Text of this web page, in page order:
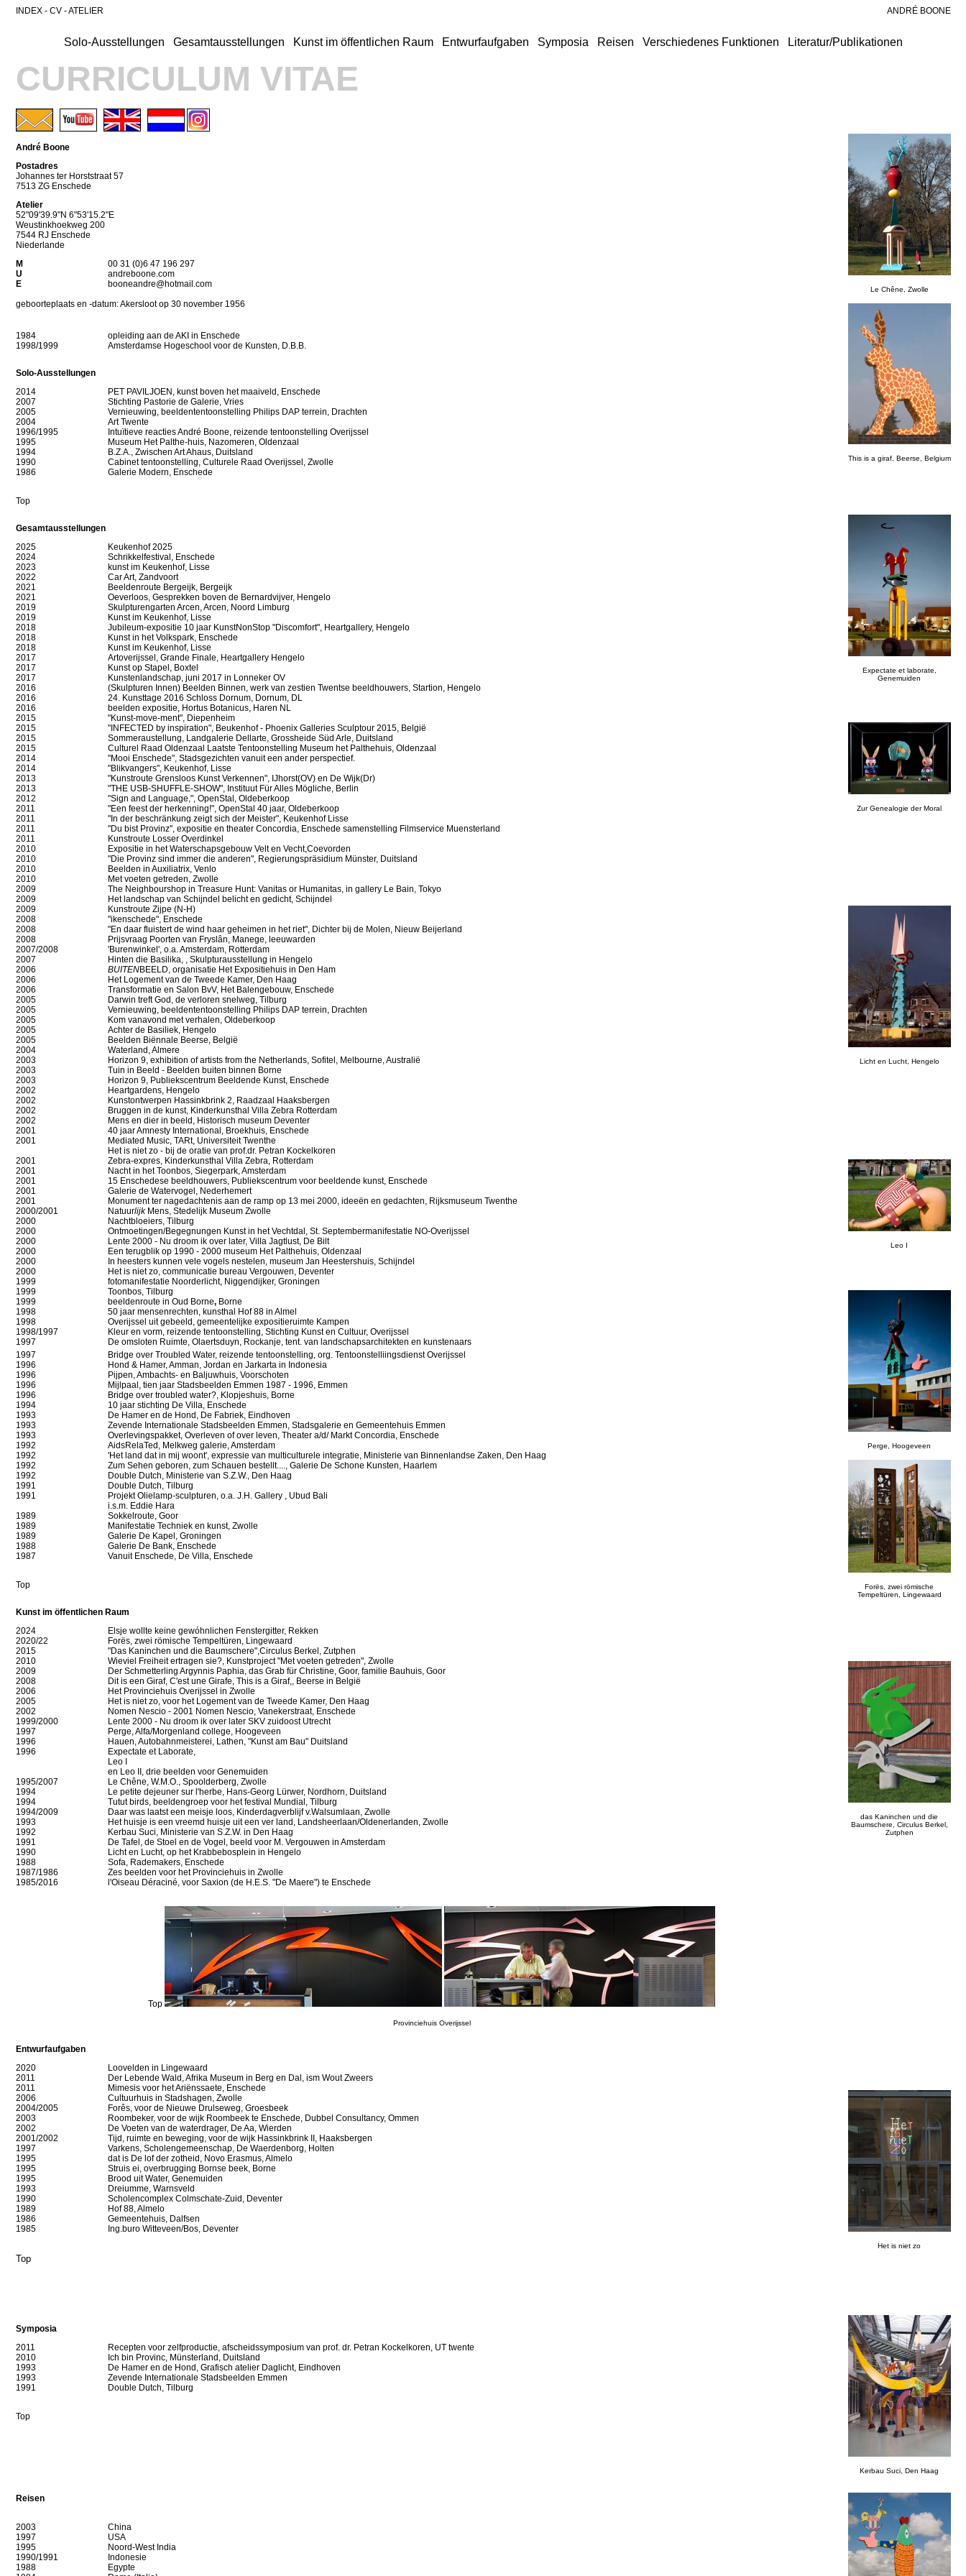
INDEX- CV -ATELIER ANDRÉ BOONE
Solo-Ausstellungen Gesamtausstellungen Kunst im öffentlichen Raum Entwurfaufgaben Symposia Reisen Verschiedenes Funktionen Literatur/Publikationen
CURRICULUM VITAE
André Boone
Postadres
Johannes ter Horststraat 57
7513 ZG Enschede
Atelier
52"09'39.9"N 6"53'15.2"E
Weustinkhoekweg 200
7544 RJ Enschede
Niederlande
M
00 31 (0)6 47 196 297
U
andreboone.com
E
booneandre@hotmail.com
geboorteplaats en -datum: Akersloot op 30 november 1956
1984 opleiding aan de AKI in Enschede
1998/1999
Amsterdamse Hogeschool voor de Kunsten, D.B.B.
Le Chêne, Zwolle
This is a giraf, Beerse, Belgium
Solo-Ausstellungen
2014
PET PAVILJOEN, kunst boven het maaiveld, Enschede
2007
Stichting Pastorie de Galerie, Vries
2005
Vernieuwing, beeldententoonstelling Philips DAP terrein, Drachten
2004
Art Twente
1996/1995
Intuïtieve reacties André Boone, reizende tentoonstelling Overijssel
1995
Museum Het Palthe-huis, Nazomeren, Oldenzaal
1994
B.Z.A., Zwischen Art Ahaus, Duitsland
1990
Cabinet tentoonstelling, Culturele Raad Overijssel, Zwolle
1986
Galerie Modern, Enschede
Top
Gesamtausstellungen
2025
Keukenhof 2025
2024
Schrikkelfestival, Enschede
2023
kunst im Keukenhof, Lisse
2022
Car Art, Zandvoort
2021
Beeldenroute Bergeijk, Bergeijk
2021
Oeverloos, Gesprekken boven de Bernardvijver, Hengelo
2019
Skulpturengarten Arcen,Arcen, Noord Limburg
2019
Kunst im Keukenhof, Lisse
2018
Jubileum-expositie 10 jaar KunstNonStop "Discomfort", Heartgallery, Hengelo
2018
Kunst in het Volkspark, Enschede
2018
Kunst im Keukenhof, Lisse
2017
Artoverijssel, Grande Finale, Heartgallery Hengelo
2017
Kunst op Stapel, Boxtel
2017
Kunstenlandschap, juni 2017 in Lonneker OV
2016
(Skulpturen Innen) Beelden Binnen, werk van zestien Twentse beeldhouwers, Startion, Hengelo
2016
24. Kunsttage 2016 Schloss Dornum, Dornum, DL
2016
beelden expositie, Hortus Botanicus, Haren NL
2015
"Kunst-move-ment", Diepenheim
2015
"INFECTED by inspiration", Beukenhof - Phoenix Galleries Sculptour 2015, België
2015
Sommeraustellung, Landgalerie Dellarte, Grossheide Süd Arle, Duitsland
2015
Culturel Raad Oldenzaal Laatste Tentoonstelling Museum het Palthehuis, Oldenzaal
2014
"Mooi Enschede", Stadsgezichten vanuit een ander perspectief.
2014
"Blikvangers", Keukenhof, Lisse
2013
"Kunstroute Grensloos Kunst Verkennen", IJhorst(OV) en De Wijk(Dr)
2013
"THE USB-SHUFFLE-SHOW", Instituut Für Alles Mögliche, Berlin
2012
"Sign and Language,", OpenStal, Oldeberkoop
2011
"Een feest der herkenning!", OpenStal 40 jaar, Oldeberkoop
2011
"In der beschränkung zeigt sich der Meister", Keukenhof Lisse
2011
"Du bist Provinz", expositie en theater Concordia, Enschede samenstelling Filmservice Muensterland
2011
Kunstroute Losser Overdinkel
2010
Expositie in het Waterschapsgebouw Velt en Vecht,Coevorden
2010
"Die Provinz sind immer die anderen", Regierungspräsidium Münster, Duitsland
2010
Beelden in Auxiliatrix, Venlo
2010
Met voeten getreden, Zwolle
2009
The Neighbourshopin Treasure Hunt: Vanitas or Humanitas, in gallery Le Bain, Tokyo
2009
Het landschap van Schijndel belicht en gedicht, Schijndel
2009
Kunstroute Zijpe (N-H)
2008
"ikenschede", Enschede
2008
"En daar fluistert de wind haar geheimen in het riet", Dichter bij de Molen, Nieuw Beijerland
2008
Prijsvraag Poorten van Fryslân, Manege, leeuwarden
2007/2008
'Burenwinkel', o.a. Amsterdam, Rotterdam
2007
Hinten die Basilika, , Skulpturausstellung in Hengelo
2006
BUITENBEELD, organisatie Het Expositiehuis in Den Ham
2006
Het Logementvan de Tweede Kamer, Den Haag
2006
Transformatie en Salon BvV, Het Balengebouw, Enschede
2005
Darwin treft God, de verloren snelweg, Tilburg
2005
Vernieuwing, beeldententoonstelling Philips DAP terrein, Drachten
2005
Kom vanavond met verhalen, Oldeberkoop
2005
Achter de Basiliek, Hengelo
2005
Beelden Biënnale Beerse, België
2004
Waterland, Almere
2003
Horizon 9, exhibition of artists from the Netherlands, Sofitel, Melbourne, Australië
2003
Tuin in Beeld - Beelden buiten binnen Borne
2003
Horizon 9, Publiekscentrum Beeldende Kunst, Enschede
2002
Heartgardens, Hengelo
2002
Kunstontwerpen Hassinkbrink 2, Raadzaal Haaksbergen
2002
Bruggen in de kunst, Kinderkunsthal Villa Zebra Rotterdam
2002
Mens en dier in beeld, Historisch museum Deventer
2001
40 jaar Amnesty International, Broekhuis, Enschede
2001
Mediated Music, TARt, Universiteit Twenthe
Het is niet zo - bij de oratie van prof.dr. Petran Kockelkoren
2001
Zebra-expres, Kinderkunsthal Villa Zebra, Rotterdam
2001
Nacht in het Toonbos, Siegerpark, Amsterdam
2001
15 Enschedese beeldhouwers, Publiekscentrum voor beeldende kunst, Enschede
2001
Galerie de Watervogel, Nederhemert
2001
Monument ter nagedachtenis aan de ramp op 13 mei 2000, ideeën en gedachten, Rijksmuseum Twenthe
2000/2001
Natuurlijk Mens, Stedelijk Museum Zwolle
2000
Nachtbloeiers, Tilburg
2000
Ontmoetingen/Begegnungen Kunst in het Vechtdal, St. Septembermanifestatie NO-Overijssel
2000
Lente 2000 - Nu droom ik over later, Villa Jagtlust, De Bilt
2000
Een terugblik op 1990 - 2000 museum Het Palthehuis, Oldenzaal
2000
In heesters kunnen vele vogels nestelen, museum Jan Heestershuis, Schijndel
2000
Het is niet zo, communicatie bureau Vergouwen, Deventer
1999
fotomanifestatie Noorderlicht, Niggendijker, Groningen
1999
Toonbos, Tilburg
1999
beeldenroute in Oud Borne, Borne
1998
50 jaar mensenrechten, kunsthal Hof 88 in Almel
1998
Overijssel uit gebeeld, gemeentelijke expositieruimte Kampen
1998/1997
Kleur en vorm, reizende tentoonstelling, Stichting Kunst en Cultuur, Overijssel
1997
De omsloten Ruimte, Olaertsduyn, Rockanje, tent. van landschapsarchitekten en kunstenaars
1997
Bridge over Troubled Water, reizende tentoonstelling, org. Tentoonstelliingsdienst Overijssel
1996
Hond & Hamer, Amman, Jordan en Jarkarta in Indonesia
1996
Pijpen, Ambachts- en Baljuwhuis, Voorschoten
1996
Mijlpaal, tien jaar Stadsbeelden Emmen 1987 - 1996, Emmen
1996
Bridge over troubled water?, Klopjeshuis, Borne
1994
10 jaar stichting De Villa, Enschede
1993
De Hamer en de Hond, De Fabriek, Eindhoven
1993
Zevende Internationale Stadsbeelden Emmen, Stadsgalerie en Gemeentehuis Emmen
1993
Overlevingspakket, Overleven of over leven, Theater a/d/ Markt Concordia, Enschede
1992
AidsRelaTed, Melkweg galerie, Amsterdam
1992
'Het land dat in mij woont', expressie van multiculturele integratie, Ministerie van Binnenlandse Zaken, Den Haag
1992
Zum Sehen geboren, zum Schauen bestellt...., Galerie De Schone Kunsten, Haarlem
1992
Double Dutch, Ministerie van S.Z.W., Den Haag
1991
Double Dutch, Tilburg
1991
Projekt Olielamp-sculpturen, o.a. J.H. Gallery , Ubud Bali
i.s.m. Eddie Hara
1989
Sokkelroute, Goor
1989
Manifestatie Techniek en kunst, Zwolle
1989
Galerie De Kapel, Groningen
1988
Galerie De Bank, Enschede
1987
Vanuit Enschede, De Villa, Enschede
Top
Expectate et laborate,
Genemuiden
Zur Genealogie der Moral
Licht en Lucht, Hengelo
Leo I
Perge, Hoogeveen
Forës, zwei römische
Tempeltüren, Lingewaard
Kunst im öffentlichen Raum
2024
Elsje wollte keine gewóhnlichen Fenstergitter, Rekken
2020/22
Forës, zwei römische Tempeltüren, Lingewaard
2015
"Das Kaninchen und die Baumschere",Circulus Berkel, Zutphen
2010
Wieviel Freiheit ertragen sie?, Kunstproject "Met voeten getreden", Zwolle
2009
Der Schmetterling Argynnis Paphia, das Grab für Christine, Goor, familie Bauhuis, Goor
2008
Dit is een Giraf, C'est une Girafe, This is a Giraf,, Beerse in België
2006
Het Provinciehuis Overijssel in Zwolle
2005
Het is niet zo, voor het Logement van de Tweede Kamer, Den Haag
2002
Nomen Nescio- 2001 Nomen Nescio, Vanekerstraat, Enschede
1999/2000
Lente 2000 - Nu droom ik over laterSKV zuidoost Utrecht
1997
Perge, Alfa/Morgenland college, Hoogeveen
1996
Hauen, Autobahnmeisterei, Lathen, "Kunst am Bau" Duitsland
1996
Expectate et Laborate,
Leo I
en Leo II, drie beelden voor Genemuiden
1995/2007
Le Chêne, W.M.O., Spoolderberg, Zwolle
1994
Le petite dejeuner sur l'herbe, Hans-Georg Lürwer, Nordhorn, Duitsland
1994
Tutut birds, beeldengroep voor het festival Mundial, Tilburg
1994/2009
Daar was laatst een meisje loos, Kinderdagverblijf v.Walsumlaan, Zwolle
1993
Het huisje is een vreemd huisje uit een ver land, Landsheerlaan/Oldenerlanden, Zwolle
1992
Kerbau Suci, Ministerie van S.Z.W. in Den Haag
1991
De Tafel, de Stoel en de Vogel, beeld voor M. Vergouwen in Amsterdam
1990
Licht en Lucht, op het Krabbebosplein in Hengelo
1988
Sofa, Rademakers, Enschede
1987/1986
Zes beelden voor het Provinciehuisin Zwolle
1985/2016
l'Oiseau Déraciné, voor Saxion (de H.E.S. "De Maere") te Enschede
Top
Provinciehuis Overijssel
das Kaninchen und die
Baumschere, Circulus Berkel,
Zutphen
Entwurfaufgaben
2020
Loovelden in Lingewaard
2011
Der Lebende Wald, Afrika Museum in Berg en Dal, ism Wout Zweers
2011
Mimesisvoor het Ariënssaete, Enschede
2006
Cultuurhuisin Stadshagen, Zwolle
2004/2005
Forês, voor de Nieuwe Drulseweg, Groesbeek
2003
Roombeker, voor de wijk Roombeek te Enschede, Dubbel Consultancy, Ommen
2002
De Voeten van de waterdrager, De Aa, Wierden
2001/2002
Tijd, ruimte en beweging, voor de wijk Hassinkbrink II, Haaksbergen
1997
Varkens, Scholengemeenschap, De Waerdenborg, Holten
1995
dat is De lof der zotheid, Novo Erasmus, Almelo
1995
Struis ei, overbrugging Bornse beek, Borne
1995
Brood uit Water, Genemuiden
1993
Dreiumme, Warnsveld
1990
Scholencomplex Colmschate-Zuid, Deventer
1989
Hof 88, Almelo
1986
Gemeentehuis, Dalfsen
1985
Ing.buro Witteveen/Bos, Deventer
Top
Het is niet zo
Symposia
2011
Recepten voor zelfproductie, afscheidssymposium van prof. dr. Petran Kockelkoren, UT twente
2010
Ich bin Provinc, Münsterland, Duitsland
1993
De Hamer en de Hond, Grafisch atelier Daglicht, Eindhoven
1993
Zevende Internationale Stadsbeelden Emmen
1991
Double Dutch, Tilburg
Top
Kerbau Suci, Den Haag
Reisen
2003
China
1997
USA
1995
Noord-West India
1990/1991
Indonesie
1988
Egypte